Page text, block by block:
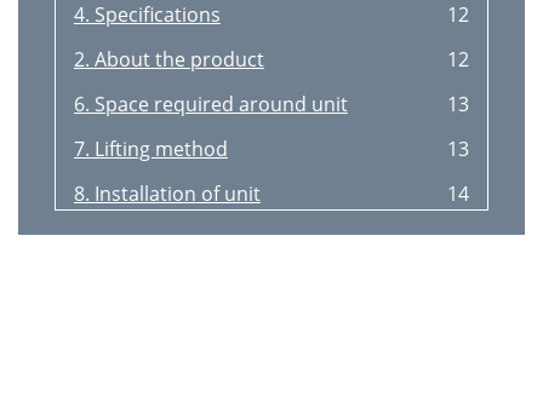
4. Specifications
12
2. About the product
12
6. Space required around unit
13
7. Lifting method
13
8. Installation of unit
14
DFEINLPGRRUTRCZSVSLHGPO
15